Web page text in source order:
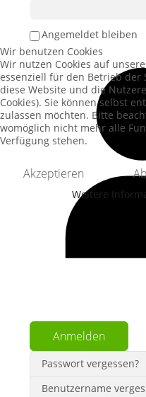
Angemeldet bleiben
Anmelden
Passwort vergessen?
Benutzername
Wir benutzen Cookies
Wir nutzen Cookies auf
essenziell für den Betrieb der
diese Website und die
Cookies). Sie können selbst
zulassen möchten. Bitte
womöglich nicht mehr alle
Verfügung stehen.
Akzeptieren
Weitere